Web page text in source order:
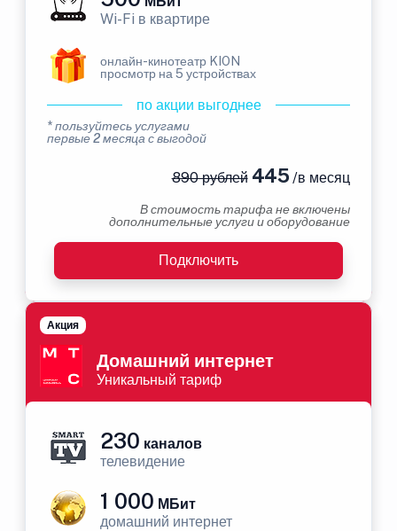
Wi-Fi в квартире
онлайн-кинотеатр KION
просмотр на 5 устройствах
по акции выгоднее
* пользуйтесь услугами
первые 2 месяца с выгодой
890 рублей445 /в месяц
В стоимость тарифа не включены
дополнительные услуги и оборудование
Подключить
Домашний интернет
Уникальный тариф
Акция
230 каналов
телевидение
1 000 МБит
домашний интернет